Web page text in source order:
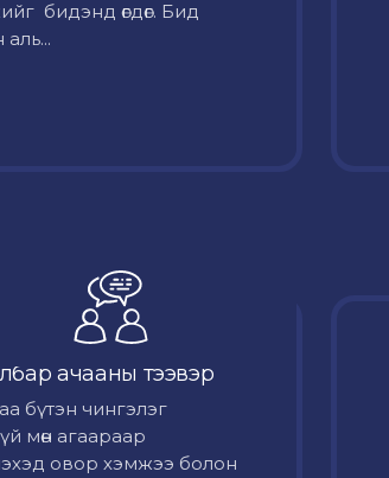
бидэнд өгдөг. Бид
ачааны тээвэр
бүтэн чингэлэг
мөн агаараар
овор хэмжээ болон